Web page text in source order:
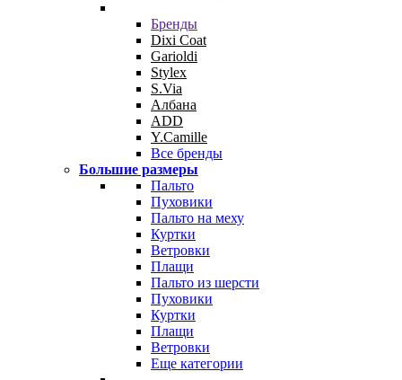
Бренды
Dixi Coat
Garioldi
Stylex
S.Via
Албана
ADD
Y.Camille
Все бренды
Большие размеры
Пальто
Пуховики
Пальто на меху
Куртки
Ветровки
Плащи
Пальто из шерсти
Пуховики
Куртки
Плащи
Ветровки
Еще категории